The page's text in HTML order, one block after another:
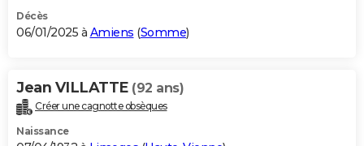
Décès
06/01/2025 à Amiens (Somme)
Jean VILLATTE (92 ans)
Créer une cagnotte obsèques
Naissance